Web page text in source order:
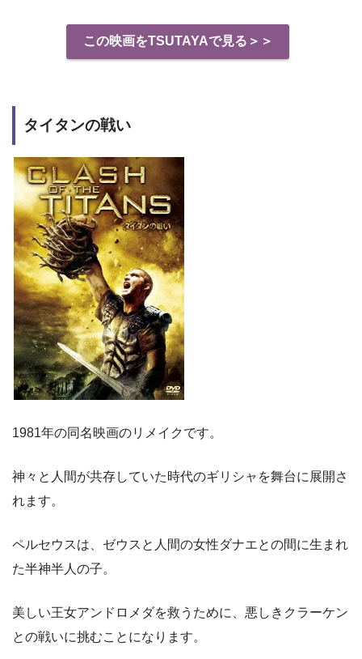
この映画をTSUTAYAで見る＞＞
タイタンの戦い
1981年の同名映画のリメイクです。
神々と人間が共存していた時代のギリシャを舞台に展開さ
れます。
ペルセウスは、ゼウスと人間の女性ダナエとの間に生まれ
た半神半人の子。
美しい王女アンドロメダを救うために、悪しきクラーケン
との戦いに挑むことになります。